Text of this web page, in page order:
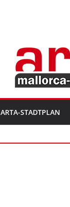
ARTA-STADTPLAN